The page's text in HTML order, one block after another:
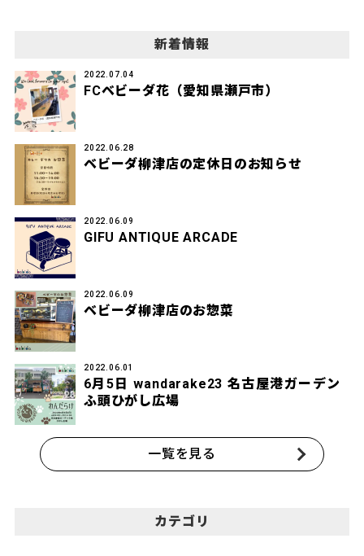
新着情報
2022.07.04
FCベビーダ花（愛知県瀬戸市）
2022.06.28
ベビーダ柳津店の定休日のお知らせ
2022.06.09
GIFU ANTIQUE ARCADE
2022.06.09
ベビーダ柳津店のお惣菜
2022.06.01
6月5日 wandarake23 名古屋港ガーデン
ふ頭ひがし広場
一覧を見る
カテゴリ